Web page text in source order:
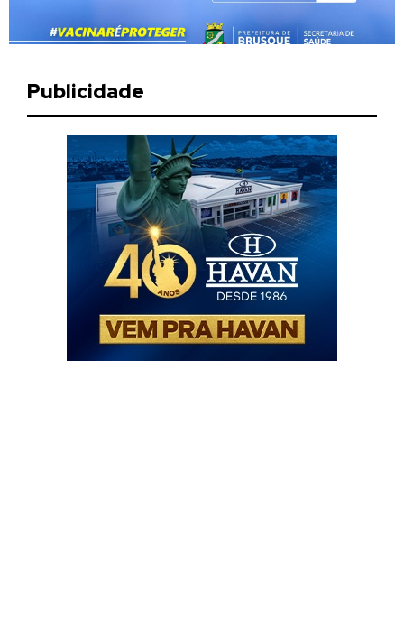
Publicidade